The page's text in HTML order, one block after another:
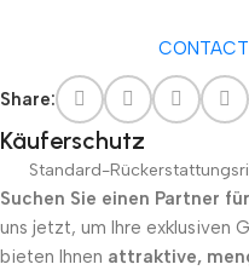
Share:
Käuferschutz
Standard-
Suchen Sie einen Partner
uns jetzt, um Ihre exklusiven
bieten Ihnen attraktive,